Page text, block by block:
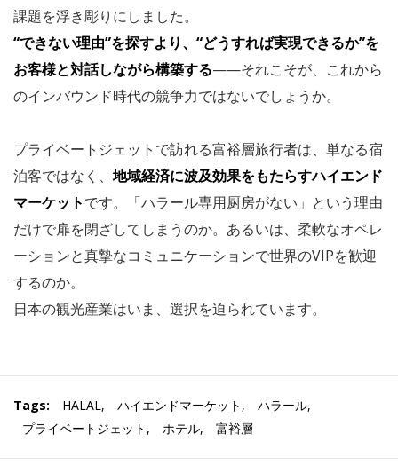
課題を浮き彫りにしました。
“できない理由”を探すより、“どうすれば実現できるか”を
お客様と対話しながら構築する——それこそが、これから
のインバウンド時代の競争力ではないでしょうか。
プライベートジェットで訪れる富裕層旅行者は、単なる宿
泊客ではなく、 地域経済に波及効果をもたらすハイエンド
マーケットです。「ハラール専用厨房がない」という理由
だけで扉を閉ざしてしまうのか。あるいは、柔軟なオペレ
ーションと真摯なコミュニケーションで世界のVIPを歓迎
するのか。
日本の観光産業はいま、選択を迫られています。
Tags: HALAL, ハイエンドマーケット , ハラール,
プライベートジェット , ホテル, 富裕層